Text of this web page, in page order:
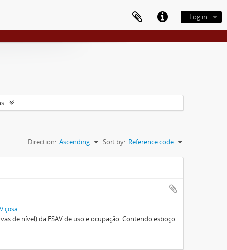
Log in
Sort by: Reference code
Direction: Ascending
de nível) da ESAV de uso e ocupação. Contendo esboço